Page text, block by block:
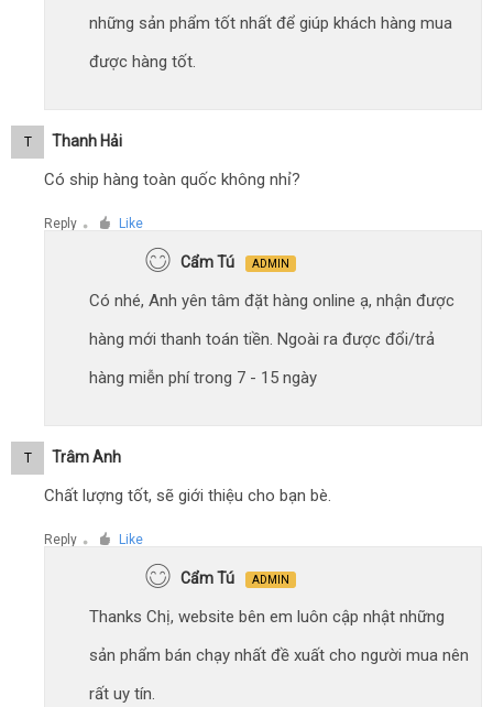
những sản phẩm tốt nhất để giúp khách hàng mua
được hàng tốt.
T Thanh Hải
Có ship hàng toàn quốc không nhỉ?
Reply ● Like
Cẩm Tú ADMIN
Có nhé, Anh yên tâm đặt hàng online ạ, nhận được
hàng mới thanh toán tiền. Ngoài ra được đổi/trả
hàng miễn phí trong 7 - 15 ngày
T Trâm Anh
Chất lượng tốt, sẽ giới thiệu cho bạn bè.
Reply ● Like
Cẩm Tú ADMIN
Thanks Chị, website bên em luôn cập nhật những
sản phẩm bán chạy nhất đề xuất cho người mua nên
rất uy tín.